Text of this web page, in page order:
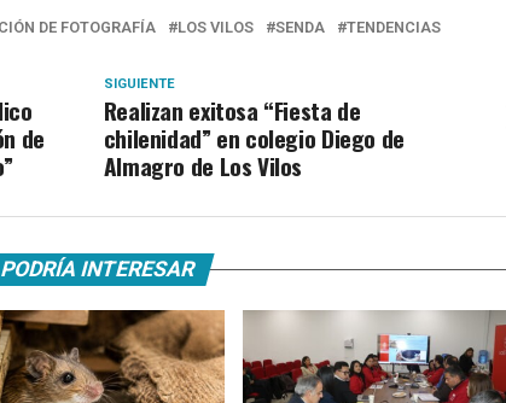
DE FOTOGRAFÍA LOS VILOS SENDA TENDENCIAS
SIGUIENTE
Realizan exitosa “Fiesta de
chilenidad” en colegio Diego de
Almagro de Los Vilos
de
INTERESAR